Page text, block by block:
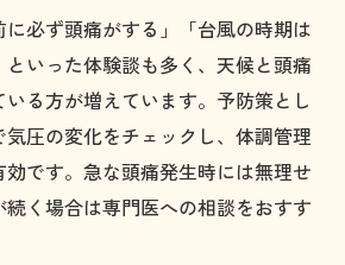
必ず頭痛がする」「台風の時期は
いった体験談も多く、天候と頭痛
る方が増えています。予防策とし
圧の変化をチェックし、体調管理
です。急な頭痛発生時には無理せ
く場合は専門医への相談をおすす